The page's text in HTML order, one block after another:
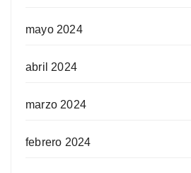
mayo 2024
abril 2024
marzo 2024
febrero 2024